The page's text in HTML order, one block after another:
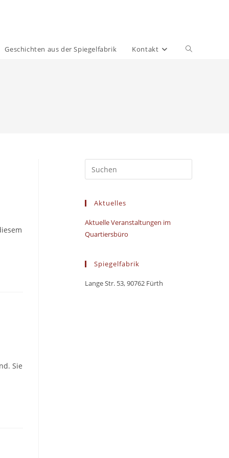
Geschichten aus der Spiegelfabrik Kontakt Website-
Sie
Aktuelles
Aktuelle Veranstaltungen im
Quartiersbüro
Spiegelfabrik
Lange Str. 53, 90762 Fürth